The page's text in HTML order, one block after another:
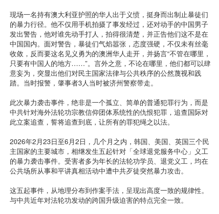
现场一名持有澳大利亚护照的华人出于义愤，挺身而出制止暴徒们
的暴力行径。他不仅用手机拍摄了事发经过，还对动手的中国男子
发出警告，他对谁先动手打人，拍得很清楚，并正告他们这不是在
中国国内。面对警告，暴徒们气焰嚣张，态度强硬，不仅未有丝毫
收敛，反而要这名见义勇为的澳洲华人走开，并扬言“不管在哪里，
只要有中国人的地方……”。言外之意，不论在哪里，他们都可以肆
意妄为，突显出他们对民主国家法律与公共秩序的公然蔑视和践
踏。当时报警，肇事者3人当时被济州警察带走。
此次暴力袭击事件，绝非是一个孤立、简单的普通犯罪行为，而是
中共针对海外法轮功宗教信仰团体系统性的仇恨犯罪，追查国际对
此立案追查，誓将追查到底，让所有的罪犯绳之以法。
2026年2月23日至6月2日，几个月之内，韩国、美国、英国三个民
主国家的主要城市，相继发生五起针对「全球退党服务中心」义工
的暴力袭击事件。受害者多为年长的法轮功学员、退党义工，均在
公共场所从事和平讲真相活动中遭中共歹徒突然暴力攻击。
这五起事件，从地理分布到作案手法，呈现出高度一致的规律性。
与中共近年对法轮功发动的跨国升级迫害的特点完全一致。